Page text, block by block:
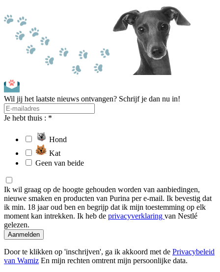
Wil jij het laatste nieuws ontvangen? Schrijf je dan nu in!
Je hebt thuis : *
Hond
Kat
Geen van beide
Ik wil graag op de hoogte gehouden worden van aanbiedingen,
nieuwe smaken en producten van Purina per e-mail. Ik bevestig dat
ik min. 18 jaar oud ben en begrijp dat ik mijn toestemming op elk
moment kan intrekken. Ik heb de privacyverklaring van Nestlé
gelezen.
Aanmelden
Door te klikken op 'inschrijven', ga ik akkoord met de Privacybeleid
van Wamiz En mijn rechten omtrent mijn persoonlijke data.